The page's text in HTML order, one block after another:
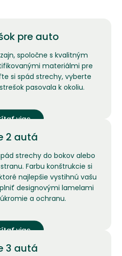
pre auto
spoločne s kvalitným
materiálmi pre
si spád strechy, vyberte
pasovala k okoliu.
viac
2 autá
strechy do bokov alebo
Farbu konštrukcie si
najlepšie vystihnú vašu
designovými lamelami
a ochranu.
viac
3 autá